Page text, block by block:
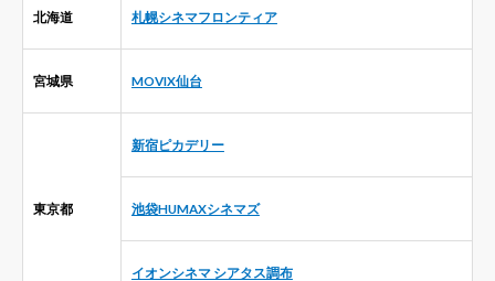
北海道 札幌シネマフロンティア
宮城県 MOVIX仙台
東京都
新宿ピカデリー
池袋HUMAXシネマズ
イオンシネマ シアタス調布